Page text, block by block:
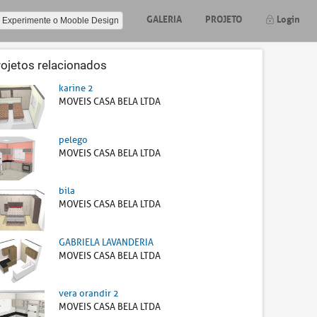
Experimente o Mooble Design GALERIA PROJETO Login
relacionados
karine 2
MOVEIS CASA BELA LTDA
pelego
MOVEIS CASA BELA LTDA
bila
MOVEIS CASA BELA LTDA
GABRIELA LAVANDERIA
MOVEIS CASA BELA LTDA
vera orandir 2
MOVEIS CASA BELA LTDA